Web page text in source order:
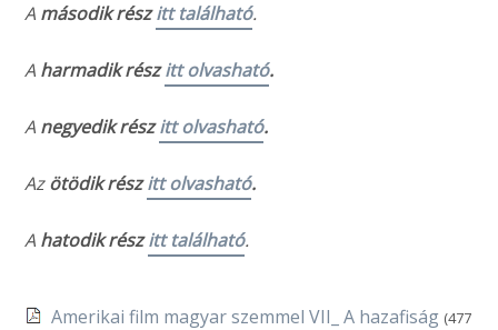
A második részitt található.
A harmadik részitt olvasható.
A negyedik részitt olvasható.
Azötödik részitt olvasható.
A hatodik rész itt található.
Amerikai film magyar szemmel VII_ A hazafiság (477